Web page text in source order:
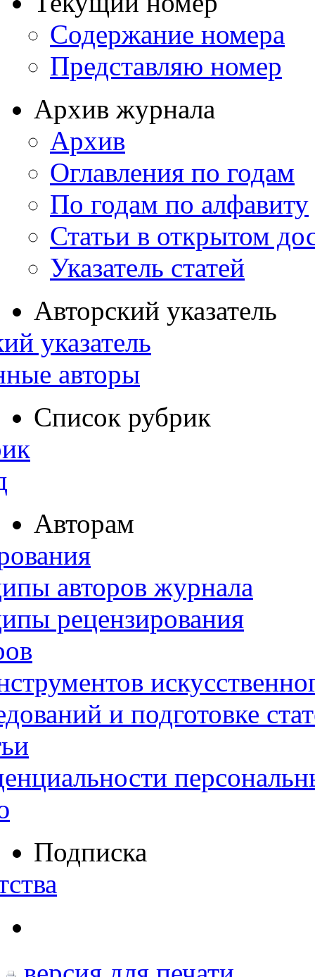
Содержание номера
Представляю номер
Архив журнала
Архив
Оглавления по годам
По годам по алфавиту
Статьи в открытом
Указатель статей
Авторский указатель
указатель
авторы
Список рубрик
Авторам
авторов журнала
рецензирования
и подготовке
Подписка